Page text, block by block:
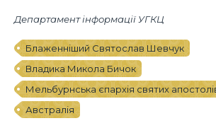
Департамент інформації УГКЦ
Блаженніший Святослав Шевчук
Владика Микола Бичок
Мельбурнська єпархія святих
Австралія